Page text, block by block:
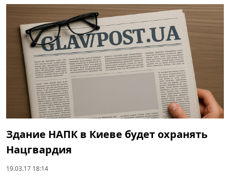
Здание НАПК в Киеве будет охранять
Нацгвардия
19.03.17 18:14